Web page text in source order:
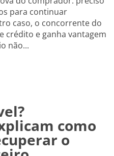
para continuar
caso, o concorrente do
crédito e ganha vantagem
não...
como
o